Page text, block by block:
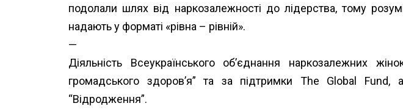
подолали шлях від наркозалежності до лідерства, тому
надають у форматі «рівна – рівній».
—
Діяльність Всеукраїнського об’єднання наркозалежних
громадського здоров’я”та за підтримки The Global Fund,
“Відродження”.